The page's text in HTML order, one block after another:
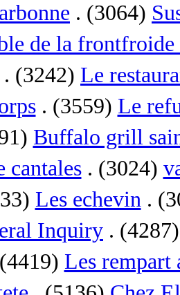
. (3064)
de la frontfroide
. (3242) Le
. (3559) Le
Buffalo grill
cantales. (3024)
Les echevin.
Inquiry .
Les rempart